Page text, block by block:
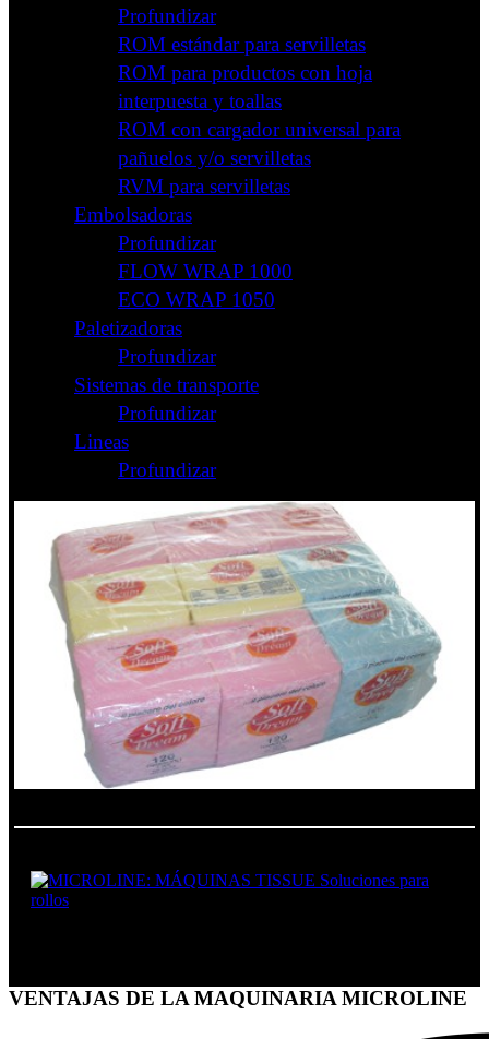
Profundizar
ROM estándar para servilletas
ROM para productos con hoja
interpuesta y toallas
ROM con cargador universal para
pañuelos y/o servilletas
RVM para servilletas
Embolsadoras
Profundizar
FLOW WRAP 1000
ECO WRAP 1050
Paletizadoras
Profundizar
Sistemas de transporte
Profundizar
Lineas
Profundizar
VENTAJAS DE LA MAQUINARIA MICROLINE